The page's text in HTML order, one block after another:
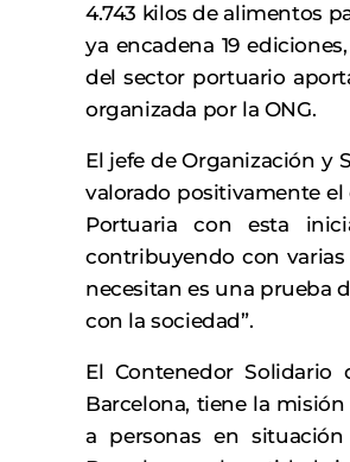
4.743 kilos de alimentos
ya encadena 19
del sector portuario
organizada por la ONG.
El jefe de Organización y
valorado positivamente
Portuaria con esta
contribuyendo con
necesitan es una prueba
con la sociedad”.
El Contenedor
Barcelona, tiene la
a personas en